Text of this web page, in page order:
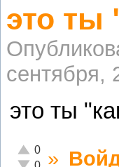
это ты
сентября,
это ты
Отлично!
0
Неадекватно!
»